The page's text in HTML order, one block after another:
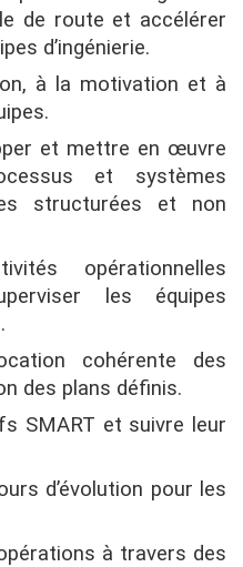
de route et accélérer
d’ingénierie.
à la motivation et à
et mettre en œuvre
et systèmes
structurées et non
opérationnelles
les équipes
cohérente des
des plans définis.
SMART et suivre leur
d’évolution pour les
à travers des